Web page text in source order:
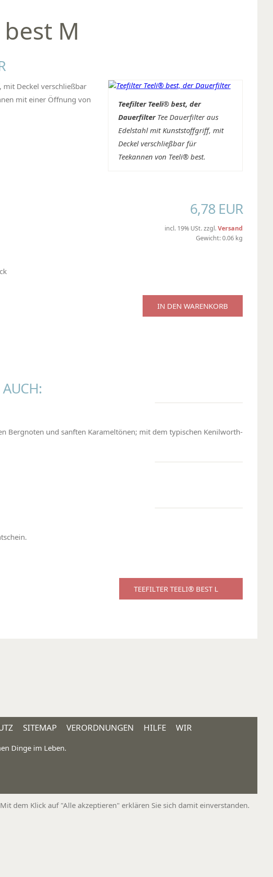
M
Teefilter Teeli® best, der
DauerfilterTee Dauerfilter aus
Edelstahl mit Kunststoffgriff, mit
Deckel verschließbar für
Teekannen von Teeli® best.
Deckel verschließbar
mit einer Öffnung von
6,78 EUR
incl. 19% USt. zzgl.Versand
Gewicht: 0.06 kg
IN DEN WARENKORB
Bergnoten und sanften Karameltönen; mit dem typischen Kenilworth-
TEEFILTER TEELI® BEST L
SITEMAP VERORDNUNGEN HILFE WIR
Dinge im Leben.
dem Klick auf "Alle akzeptieren" erklären Sie sich damit einverstanden.